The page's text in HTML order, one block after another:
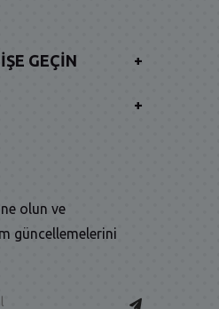
GEÇIN +
+
olun ve
güncellemelerini